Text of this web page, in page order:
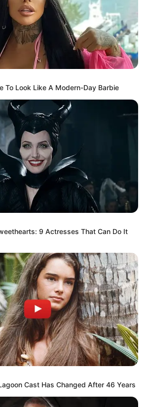
To Look Like A Modern-Day Barbie
9 Actresses That Can Do It
Cast Has Changed After 46 Years